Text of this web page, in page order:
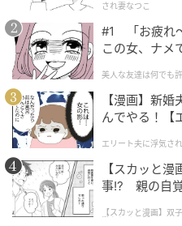
ワッグルONLINE
アイアンならうまく当
され妻なつこ
#1 「お疲れ
この女、ナメ
美人な友達は何でも
【漫画】新
んでやる！【
エリート夫に浮気さ
【スカッと
事!? 親の自覚
【スカッと漫画】双
懲らしめた話